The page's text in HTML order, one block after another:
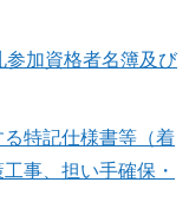
加資格者名簿及び
特記仕様書等（着
事、担い手確保・